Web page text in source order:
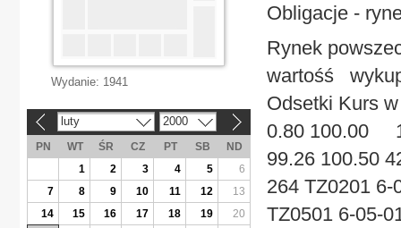
Obligacje -
Rynek
wartośś
Odsetki Kurs
0.80 100.00
99.26 100.50
264 TZ0201 6-
TZ0501 6-05-
Wydanie: 1941
luty 2000
PN WT ŚR CZ PT SB
ND
1
2 3 4 5
6
7
8 9 10 11 12
13
14
15 16 17 18 19
20